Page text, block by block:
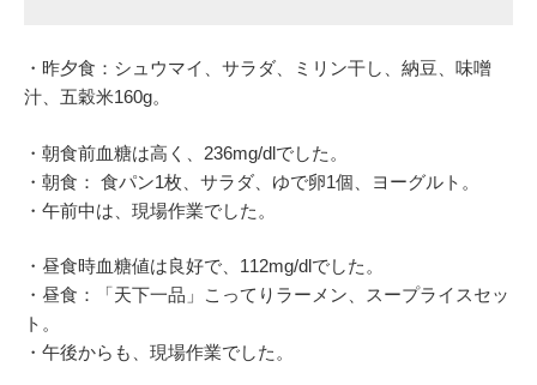
・昨夕食：シュウマイ、サラダ、ミリン干し、納豆、味噌
汁、五穀米160g。
・朝食前血糖は高く、236mg/dlでした。
・朝食： 食パン1枚、サラダ、ゆで卵1個、ヨーグルト。
・午前中は、現場作業でした。
・昼食時血糖値は良好で、112mg/dlでした。
・昼食：「天下一品」こってりラーメン、スープライスセッ
ト。
・午後からも、現場作業でした。